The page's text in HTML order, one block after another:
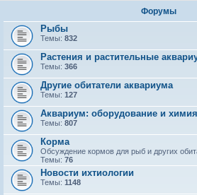
Форумы
Рыбы
Темы: 832
Растения и растительные
Темы: 366
Другие обитатели аквариума
Темы: 127
Аквариум: оборудование и
Темы: 807
Корма
Обсуждение кормов для рыб и других
Темы: 76
Новости ихтиологии
Темы: 1148